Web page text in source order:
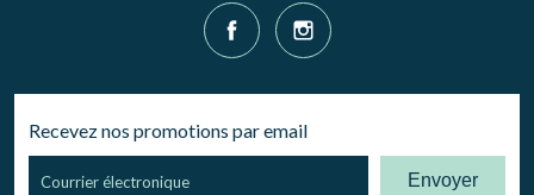
Recevez nos promotions par email
Envoyer